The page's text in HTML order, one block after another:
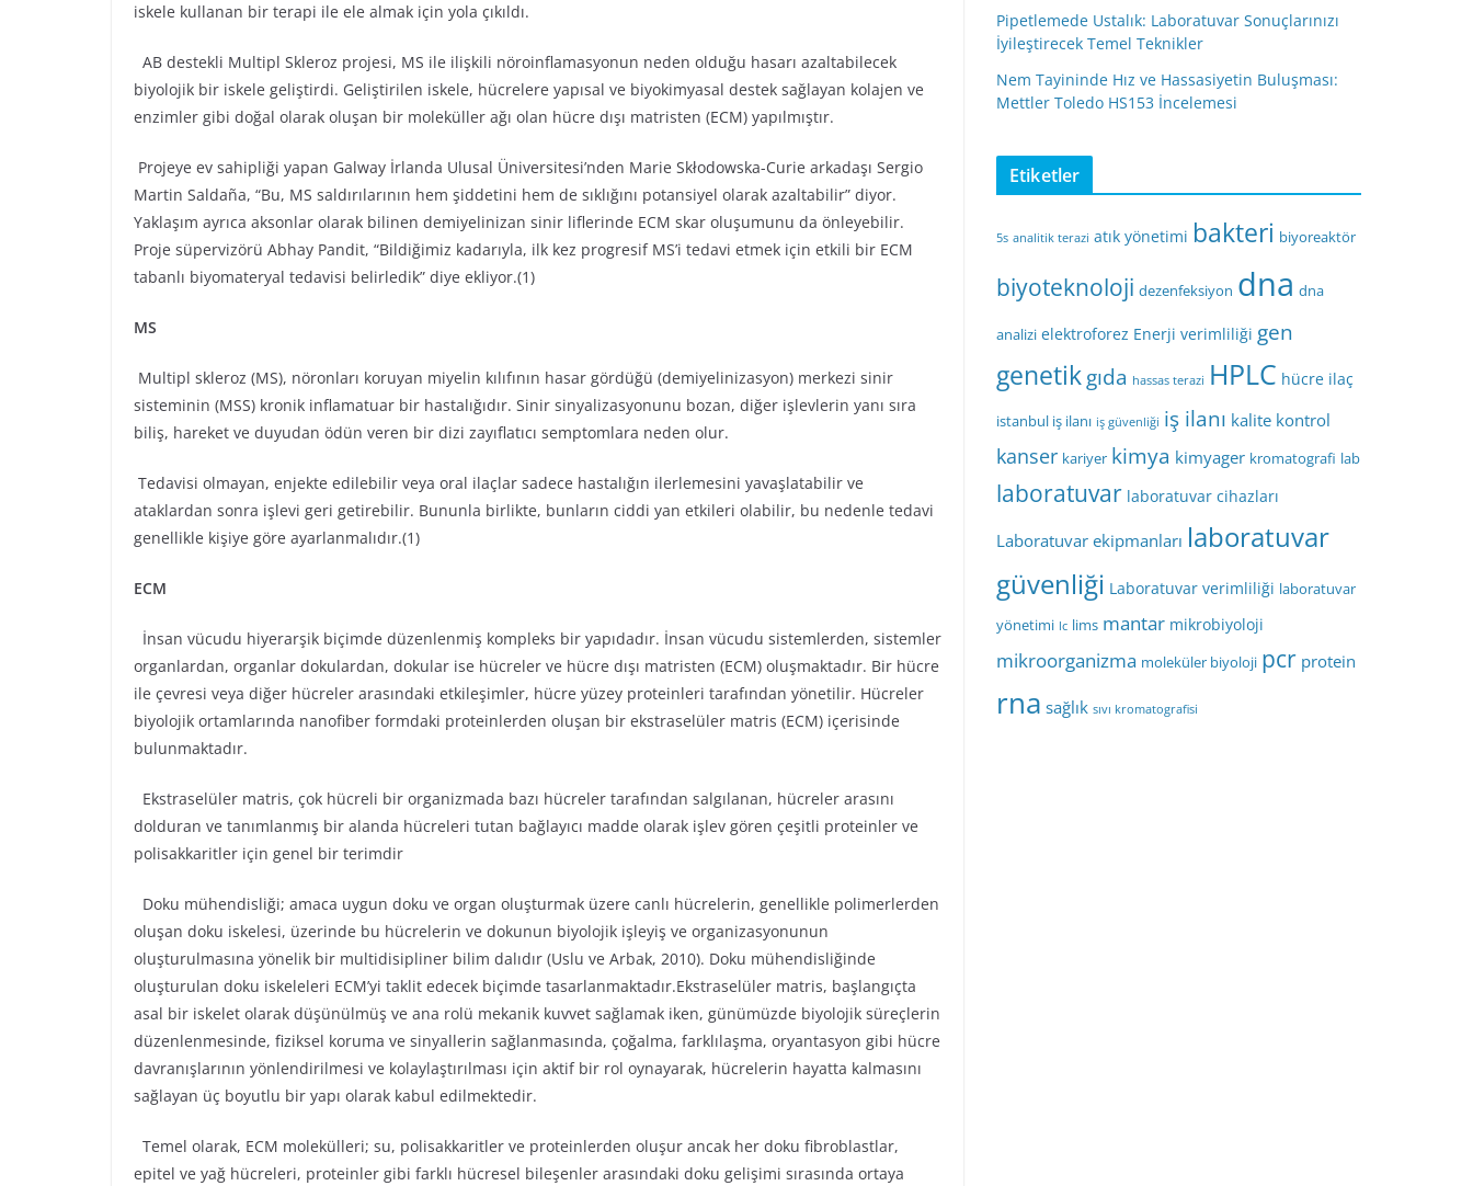
iskele kullanan bir terapi ile ele almak için yola çıkıldı.
AB destekli Multipl Skleroz projesi, MS ile ilişkili nöroinflamasyonun neden olduğu hasarı azaltabilecek
biyolojik bir iskele geliştirdi. Geliştirilen iskele, hücrelere yapısal ve biyokimyasal destek sağlayan kolajen ve
enzimler gibi doğal olarak oluşan bir moleküller ağı olan hücre dışı matristen (ECM) yapılmıştır.
Projeye ev sahipliği yapan Galway İrlanda Ulusal Üniversitesi’nden Marie Skłodowska-Curie arkadaşı Sergio
Martin Saldaña, “Bu, MS saldırılarının hem şiddetini hem de sıklığını potansiyel olarak azaltabilir” diyor.
Yaklaşım ayrıca aksonlar olarak bilinen demiyelinizan sinir liflerinde ECM skar oluşumunu da önleyebilir.
Proje süpervizörü Abhay Pandit, “Bildiğimiz kadarıyla, ilk kez progresif MS’i tedavi etmek için etkili bir ECM
tabanlı biyomateryal tedavisi belirledik” diye ekliyor.(1)
MS
Multipl skleroz (MS), nöronları koruyan miyelin kılıfının hasar gördüğü (demiyelinizasyon) merkezi sinir
sisteminin (MSS) kronik inflamatuar bir hastalığıdır. Sinir sinyalizasyonunu bozan, diğer işlevlerin yanı sıra
biliş, hareket ve duyudan ödün veren bir dizi zayıflatıcı semptomlara neden olur.
Tedavisi olmayan, enjekte edilebilir veya oral ilaçlar sadece hastalığın ilerlemesini yavaşlatabilir ve
ataklardan sonra işlevi geri getirebilir. Bununla birlikte, bunların ciddi yan etkileri olabilir, bu nedenle tedavi
genellikle kişiye göre ayarlanmalıdır.(1)
ECM
İnsan vücudu hiyerarşik biçimde düzenlenmiş kompleks bir yapıdadır. İnsan vücudu sistemlerden, sistemler
organlardan, organlar dokulardan, dokular ise hücreler ve hücre dışı matristen (ECM) oluşmaktadır. Bir hücre
ile çevresi veya diğer hücreler arasındaki etkileşimler, hücre yüzey proteinleri tarafından yönetilir. Hücreler
biyolojik ortamlarında nanofiber formdaki proteinlerden oluşan bir ekstraselüler matris (ECM) içerisinde
bulunmaktadır.
Ekstraselüler matris, çok hücreli bir organizmada bazı hücreler tarafından salgılanan, hücreler arasını
dolduran ve tanımlanmış bir alanda hücreleri tutan bağlayıcı madde olarak işlev gören çeşitli proteinler ve
polisakkaritler için genel bir terimdir
Doku mühendisliği; amaca uygun doku ve organ oluşturmak üzere canlı hücrelerin, genellikle polimerlerden
oluşan doku iskelesi, üzerinde bu hücrelerin ve dokunun biyolojik işleyiş ve organizasyonunun
oluşturulmasına yönelik bir multidisipliner bilim dalıdır (Uslu ve Arbak, 2010). Doku mühendisliğinde
oluşturulan doku iskeleleri ECM’yi taklit edecek biçimde tasarlanmaktadır.Ekstraselüler matris, başlangıçta
asal bir iskelet olarak düşünülmüş ve ana rolü mekanik kuvvet sağlamak iken, günümüzde biyolojik süreçlerin
düzenlenmesinde, fiziksel koruma ve sinyallerin sağlanmasında, çoğalma, farklılaşma, oryantasyon gibi hücre
davranışlarının yönlendirilmesi ve kolaylaştırılması için aktif bir rol oynayarak, hücrelerin hayatta kalmasını
sağlayan üç boyutlu bir yapı olarak kabul edilmektedir.
Temel olarak, ECM molekülleri; su, polisakkaritler ve proteinlerden oluşur ancak her doku fibroblastlar,
epitel ve yağ hücreleri, proteinler gibi farklı hücresel bileşenler arasındaki doku gelişimi sırasında ortaya
Pipetlemede Ustalık: Laboratuvar Sonuçlarınızı
İyileştirecek Temel Teknikler
Nem Tayininde Hız ve Hassasiyetin Buluşması:
Mettler Toledo HS153 İncelemesi
Etiketler
5s analitik terazi atık yönetimi bakteri biyoreaktör
biyoteknoloji dezenfeksiyon dna dna
analizi elektroforez Enerji verimliliği gen
genetikgıda hassas terazi HPLC hücre ilaç
istanbul iş ilanı iş güvenliği iş ilanı kalite kontrol
kanser kariyer kimya kimyager kromatografi lab
laboratuvar laboratuvar cihazları
Laboratuvar ekipmanları laboratuvar
güvenliği Laboratuvar verimliliği laboratuvar
yönetimi lc lims mantar mikrobiyoloji
mikroorganizma moleküler biyoloji pcr protein
rna sağlık sıvı kromatografisi